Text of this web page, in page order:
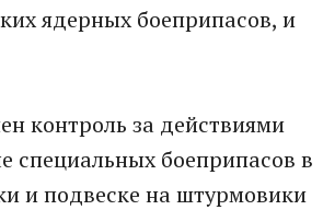
ядерных боеприпасов, и
контроль за действиями
специальных боеприпасов в
и подвеске на штурмовики